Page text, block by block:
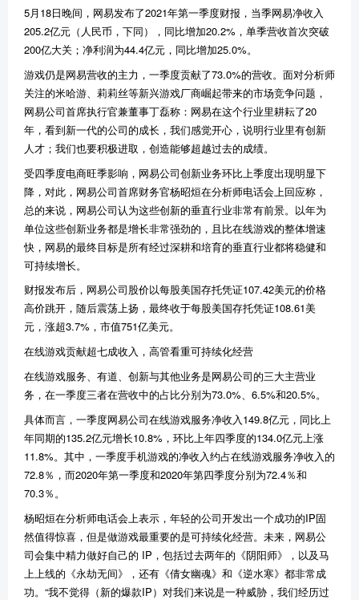
5月18日晚间，网易发布了2021年第一季度财报，当季网易净收入
205.2亿元（人民币，下同），同比增加20.2%，单季营收首次突破
200亿大关；净利润为44.4亿元，同比增加25.0%。
游戏仍是网易营收的主力，一季度贡献了73.0%的营收。面对分析师
关注的米哈游、莉莉丝等新兴游戏厂商崛起带来的市场竞争问题，
网易公司首席执行官兼董事丁磊称：网易在这个行业里耕耘了20
年，看到新一代的公司的成长，我们感觉开心，说明行业里有创新
人才；我们也要积极进取，创造能够超越过去的成绩。
受四季度电商旺季影响，网易公司创新业务环比上季度出现明显下
降，对此，网易公司首席财务官杨昭烜在分析师电话会上回应称，
总的来说，网易公司认为这些创新的垂直行业非常有前景。以年为
单位这些创新业务都是增长非常强劲的，且比在线游戏的整体增速
快，网易的最终目标是所有经过深耕和培育的垂直行业都将稳健和
可持续增长。
财报发布后，网易公司股价以每股美国存托凭证107.42美元的价格
高价跳开，随后震荡上扬，最终收于每股美国存托凭证108.61美
元，涨超3.7%，市值751亿美元。
在线游戏贡献超七成收入，高管看重可持续化经营
在线游戏服务、有道、创新与其他业务是网易公司的三大主营业
务，在一季度三者在营收中的占比分别为73.0%、6.5%和20.5%。
具体而言，一季度网易公司在线游戏服务净收入149.8亿元，同比上
年同期的135.2亿元增长10.8%，环比上年四季度的134.0亿元上涨
11.8%。其中，一季度手机游戏的净收入约占在线游戏服务净收入的
72.8％，而2020年第一季度和2020年第四季度分别为72.4％和
70.3％。
杨昭烜在分析师电话会上表示，年轻的公司开发出一个成功的IP固
然值得惊喜，但是做游戏最重要的是可持续化经营。未来，网易公
司会集中精力做好自己的 IP，包括过去两年的《阴阳师》，以及马
上上线的《永劫无间》，还有《倩女幽魂》和《逆水寒》都非常成
功。“我不觉得（新的爆款IP）对我们来说是一种威胁，我们经历过